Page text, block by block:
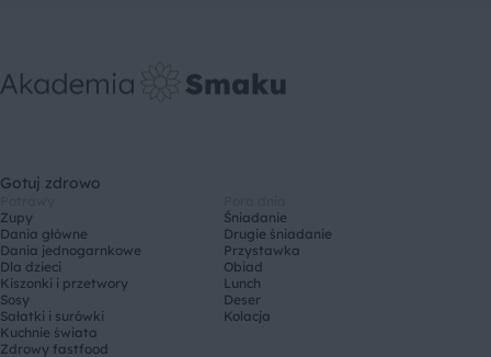
Gotuj zdrowo
Zupy
Dania główne
Dania jednogarnkowe
Dla dzieci
Kiszonki i przetwory
Sosy
Sałatki i surówki
Kuchnie świata
Zdrowy fastfood
Śniadanie
Drugie śniadanie
Przystawka
Obiad
Lunch
Deser
Kolacja